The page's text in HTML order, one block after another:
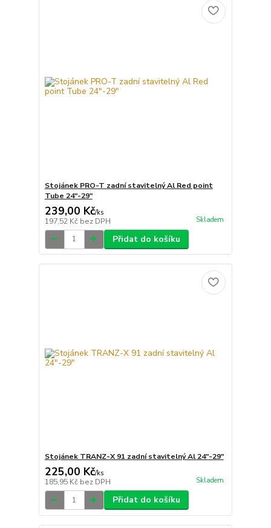
Stojánek PRO-T zadní stavitelný Al Red point
Tube 24"-29"
239,00 Kč/ks
197,52 Kč bez DPH Skladem
Přidat do košíku
Stojánek TRANZ-X 91 zadní stavitelný Al 24"-29"
225,00 Kč/ks
185,95 Kč bez DPH Skladem
Přidat do košíku